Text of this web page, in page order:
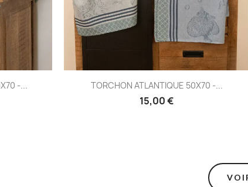
50X70 -... Aperçu rapide
TORCHON BOUILLABAISSE
15,00 €